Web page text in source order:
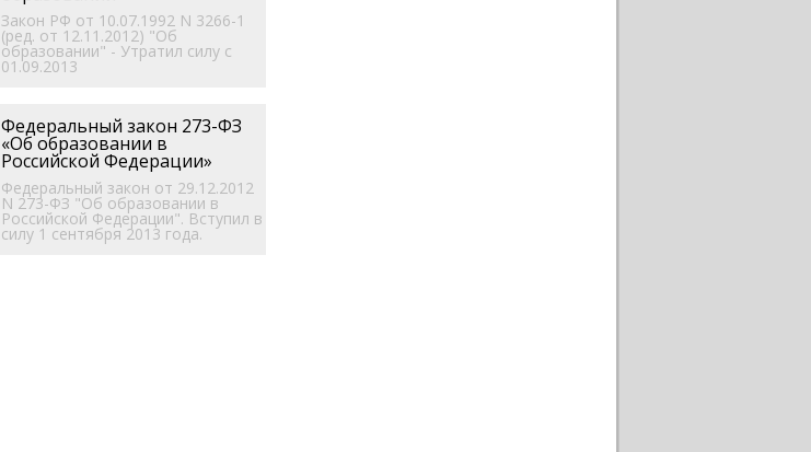
Закон РФ от 10.07.1992 N 3266-1
(ред. от 12.11.2012) "Об
образовании" - Утратил силу с
01.09.2013
Федеральный закон 273-ФЗ
«Об образовании в
Российской Федерации»
Федеральный закон от 29.12.2012
N 273-ФЗ "Об образовании в
Российской Федерации". Вступил в
силу 1 сентября 2013 года.